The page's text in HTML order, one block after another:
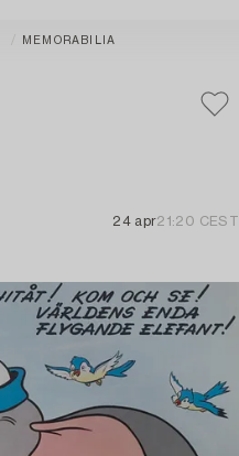
MEMORABILIA
24 apr21:20 CEST